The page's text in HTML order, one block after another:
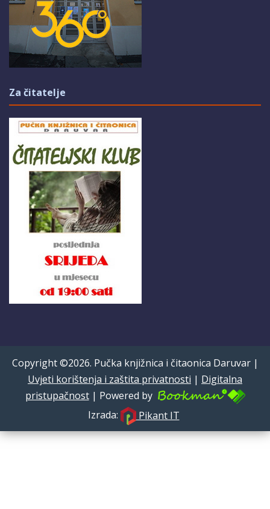
Za čitatelje
Copyright ©2026. Pučka knjižnica i čitaonica Daruvar |
Uvjeti korištenja i zaštita privatnosti | Digitalna
pristupačnost| Powered by
Izrada:
Pikant IT